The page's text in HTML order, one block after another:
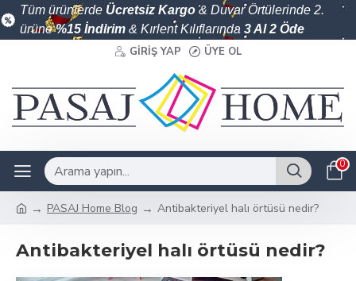
Tüm ürünlerde Ücretsiz Kargo& Duvar Örtülerinde 2.
ürüne%15 İndirim & Kırlent Kılıflarında 3 Al 2 Öde
GIRIŞ YAP ÜYE OL
0
PASAJ Home Blog Antibakteriyel halı örtüsü nedir?
Antibakteriyel halı örtüsü nedir?